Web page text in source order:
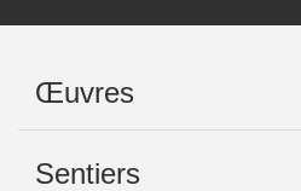
Œuvres
Sentiers